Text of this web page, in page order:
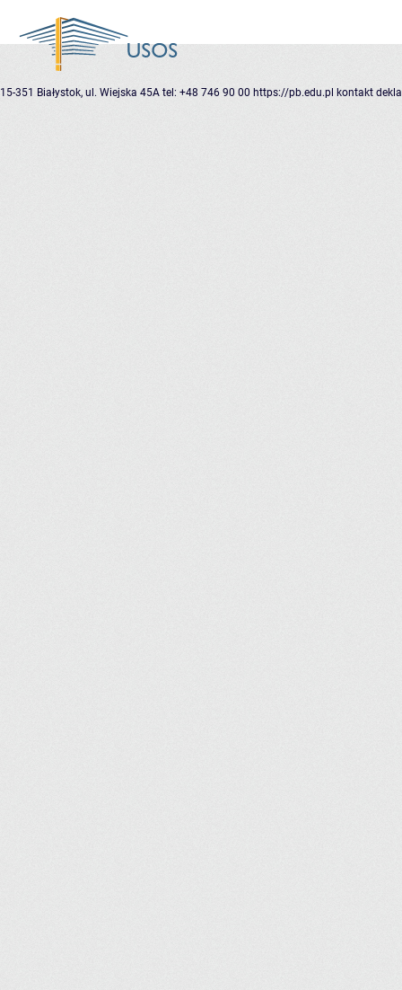
15-351 Białystok, ul. Wiejska 45A tel: +48 746 90 00 https://pb.edu.pl kontakt